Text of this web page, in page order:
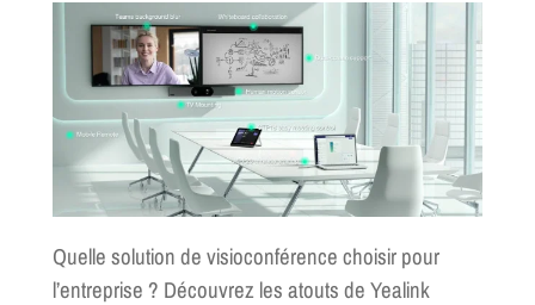
Quelle solution de visioconférence choisir pour
l’entreprise ? Découvrez les atouts de Yealink